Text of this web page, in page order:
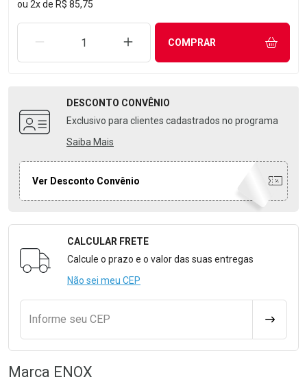
ou 2xde R$ 85,75
REMOVER UMA UNIDADEAUMENTAR UMA UNIDADE
COMPRAR
DESCONTO CONVÊNIO
Exclusivo para clientes cadastrados no programa
Saiba Mais
Ver Desconto Convênio
Formulário para Calcular o Frete
CALCULAR FRETE
Calcule o prazo e o valor das suas entregas
Não sei meu CEP
Informe seu CEP
Marca ENOX